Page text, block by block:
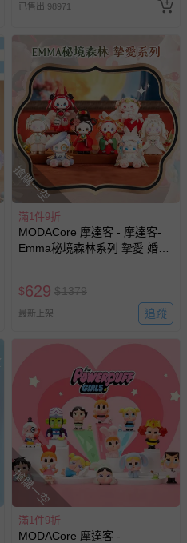
退貨，請見：退貨的辦理流程
購與資訊、購物流程、付款方
退貨及商品運送方式等有疑
中心 。
代購，遇缺貨即會通知媽咪並協
誤原因，導致無法安排出貨，
取消事宜，並將提供適當補
已售出 98971
搶購一空
滿1件9折
MODACore 摩達客 - 摩達客-
Emma秘境森林系列 摯愛 婚禮
$629 $1379
最新上架 追蹤
搶購一空
滿1件9折
MODACore 摩達客 -